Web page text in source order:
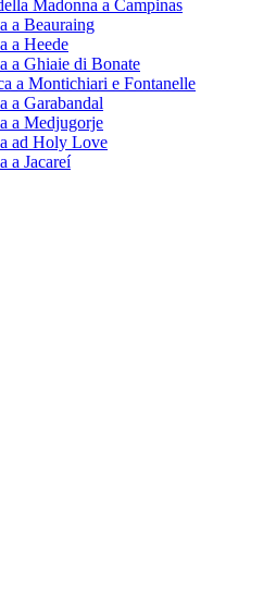
Madonna a Campinas
a Beauraing
a Heede
a Ghiaie di Bonate
a Montichiari e Fontanelle
a Garabandal
a Medjugorje
ad Holy Love
a Jacareí